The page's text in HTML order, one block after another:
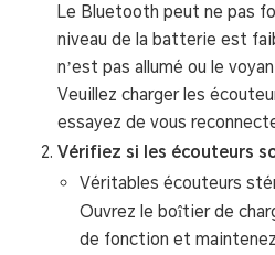
Le Bluetooth peut ne pas
niveau de la batterie est
n’est pas allumé ou le
Veuillez charger les
essayez de vous
Vérifiez si les écouteurs
Véritables écouteurs
Ouvrez le boîtier de
de fonction et